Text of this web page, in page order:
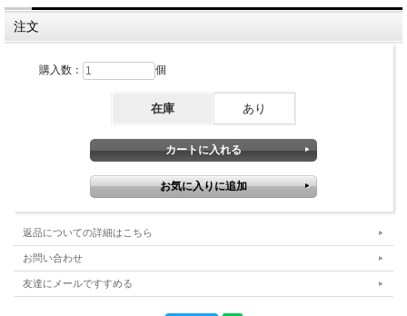
注文
購入数： 個
在庫 あり
返品についての詳細はこちら
お問い合わせ
友達にメールですすめる